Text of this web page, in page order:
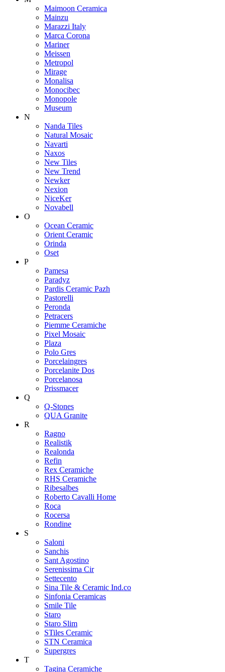
Maimoon Ceramica
Mainzu
Marazzi Italy
Marca Corona
Mariner
Meissen
Metropol
Mirage
Monalisa
Monocibec
Monopole
Museum
N
Nanda Tiles
Natural Mosaic
Navarti
Naxos
New Tiles
New Trend
Newker
Nexion
NiceKer
Novabell
O
Ocean Ceramic
Orient Ceramic
Orinda
Oset
P
Pamesa
Paradyz
Pardis Ceramic Pazh
Pastorelli
Peronda
Petracers
Piemme Ceramiche
Pixel Mosaic
Plaza
Polo Gres
Porcelaingres
Porcelanite Dos
Porcelanosa
Prissmacer
Q
Q-Stones
QUA Granite
R
Ragno
Realistik
Realonda
Refin
Rex Ceramiche
RHS Ceramiche
Ribesalbes
Roberto Cavalli Home
Roca
Rocersa
Rondine
S
Saloni
Sanchis
Sant Agostino
Serenissima Cir
Settecento
Sina Tile & Ceramic Ind.co
Sinfonia Ceramicas
Smile Tile
Staro
Staro Slim
STiles Ceramic
STN Ceramica
Supergres
T
Tagina Ceramiche